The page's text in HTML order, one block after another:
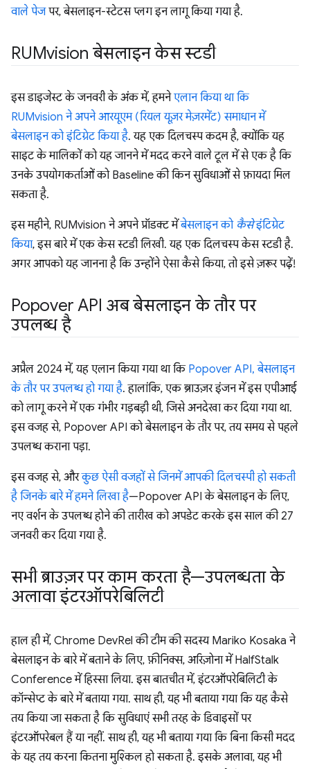
वाले पेजपर, बेसलाइन-स्टेटस प्लग इन लागू किया गया है.
RUMvision बेसलाइन केस स्टडी
इस डाइजेस्ट के जनवरी के अंक में, हमनेएलान किया था कि
RUMvision ने अपने आरयूएम (रियल यूज़र मेज़रमेंट) समाधान में
बेसलाइन को इंटिग्रेट किया है. यह एक दिलचस्प कदम है, क्योंकि यह
साइट के मालिकों को यह जानने में मदद करने वाले टूल में से एक है कि
उनके उपयोगकर्ताओं को Baseline की किन सुविधाओं से फ़ायदा मिल
सकता है.
इस महीने, RUMvision ने अपने प्रॉडक्ट मेंबेसलाइन को कैसेइंटिग्रेट
किया, इस बारे में एक केस स्टडी लिखी. यह एक दिलचस्प केस स्टडी है.
अगर आपको यह जानना है कि उन्होंने ऐसा कैसे किया, तो इसे ज़रूर पढ़ें!
Popover API अब बेसलाइन के तौर पर
उपलब्ध है
अप्रैल 2024 में, यह एलान किया गया था कि Popover API, बेसलाइन
के तौर पर उपलब्ध हो गया है. हालांकि, एक ब्राउज़र इंजन में इस एपीआई
को लागू करने में एक गंभीर गड़बड़ी थी, जिसे अनदेखा कर दिया गया था.
इस वजह से, Popover API को बेसलाइन के तौर पर, तय समय से पहले
उपलब्ध कराना पड़ा.
इस वजह से, औरकुछ ऐसी वजहों से जिनमें आपकी दिलचस्पी हो सकती
है जिनके बारे में हमने लिखा है—Popover API के बेसलाइन के लिए,
नए वर्शन के उपलब्ध होने की तारीख को अपडेट करके इस साल की 27
जनवरी कर दिया गया है.
सभी ब्राउज़र पर काम करता है—उपलब्धता के
अलावा इंटरऑपरेबिलिटी
हाल ही में, Chrome DevRel की टीम की सदस्य Mariko Kosaka ने
बेसलाइन के बारे में बताने के लिए, फ़ीनिक्स, अरिज़ोना में HalfStalk
Conference में हिस्सा लिया. इस बातचीत में, इंटरऑपरेबिलिटी के
कॉन्सेप्ट के बारे में बताया गया. साथ ही, यह भी बताया गया कि यह कैसे
तय किया जा सकता है कि सुविधाएं सभी तरह के डिवाइसों पर
इंटरऑपरेबल हैं या नहीं. साथ ही, यह भी बताया गया कि बिना किसी मदद
के यह तय करना कितना मुश्किल हो सकता है. इसके अलावा, यह भी